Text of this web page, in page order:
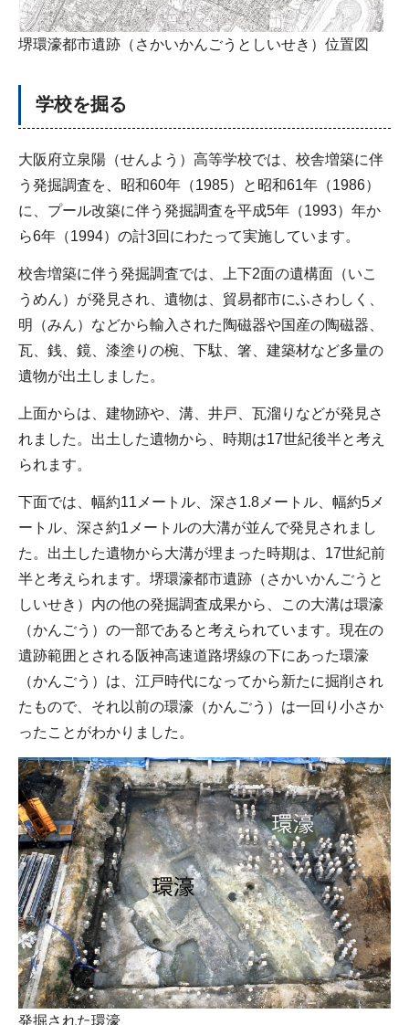
堺環濠都市遺跡（さかいかんごうとしいせき）位置図
学校を掘る
大阪府立泉陽（せんよう）高等学校では、校舎増築に伴
う発掘調査を、昭和60年（1985）と昭和61年（1986）
に、プール改築に伴う発掘調査を平成5年（1993）年か
ら6年（1994）の計3回にわたって実施しています。
校舎増築に伴う発掘調査では、上下2面の遺構面（いこ
うめん）が発見され、遺物は、貿易都市にふさわしく、
明（みん）などから輸入された陶磁器や国産の陶磁器、
瓦、銭、鏡、漆塗りの椀、下駄、箸、建築材など多量の
遺物が出土しました。
上面からは、建物跡や、溝、井戸、瓦溜りなどが発見さ
れました。出土した遺物から、時期は17世紀後半と考え
られます。
下面では、幅約11メートル、深さ1.8メートル、幅約5メ
ートル、深さ約1メートルの大溝が並んで発見されまし
た。出土した遺物から大溝が埋まった時期は、17世紀前
半と考えられます。堺環濠都市遺跡（さかいかんごうと
しいせき）内の他の発掘調査成果から、この大溝は環濠
（かんごう）の一部であると考えられています。現在の
遺跡範囲とされる阪神高速道路堺線の下にあった環濠
（かんごう）は、江戸時代になってから新たに掘削され
たもので、それ以前の環濠（かんごう）は一回り小さか
ったことがわかりました。
発掘された環濠